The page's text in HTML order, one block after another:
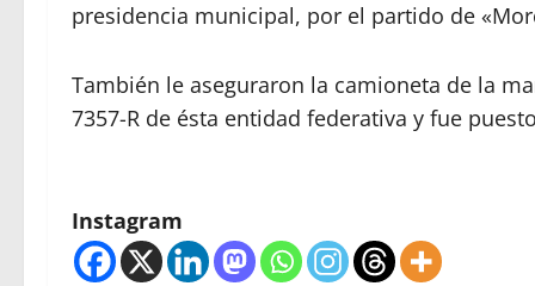
presidencia municipal, por el partido de
También le aseguraron la camioneta de la
7357-R de ésta entidad federativa y fue
Instagram